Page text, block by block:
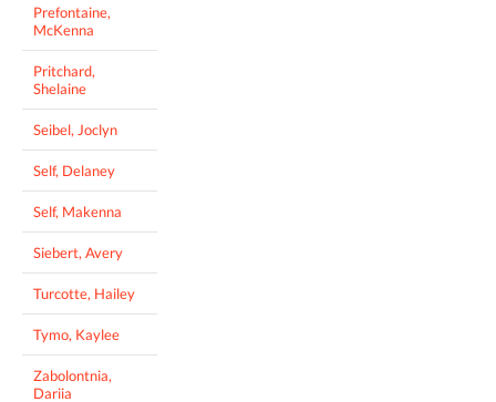
Prefontaine,
McKenna
Pritchard,
Shelaine
Seibel, Joclyn
Self, Delaney
Self, Makenna
Siebert, Avery
Turcotte, Hailey
Tymo, Kaylee
Zabolontnia,
Dariia